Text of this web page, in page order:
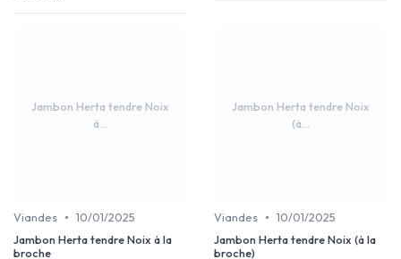
Jambon Herta tendre Noix
à...
Viandes • 10/01/2025
Jambon Herta tendre Noix à la
broche
Jambon Herta tendre Noix
(à...
Viandes • 10/01/2025
Jambon Herta tendre Noix (à la
broche)